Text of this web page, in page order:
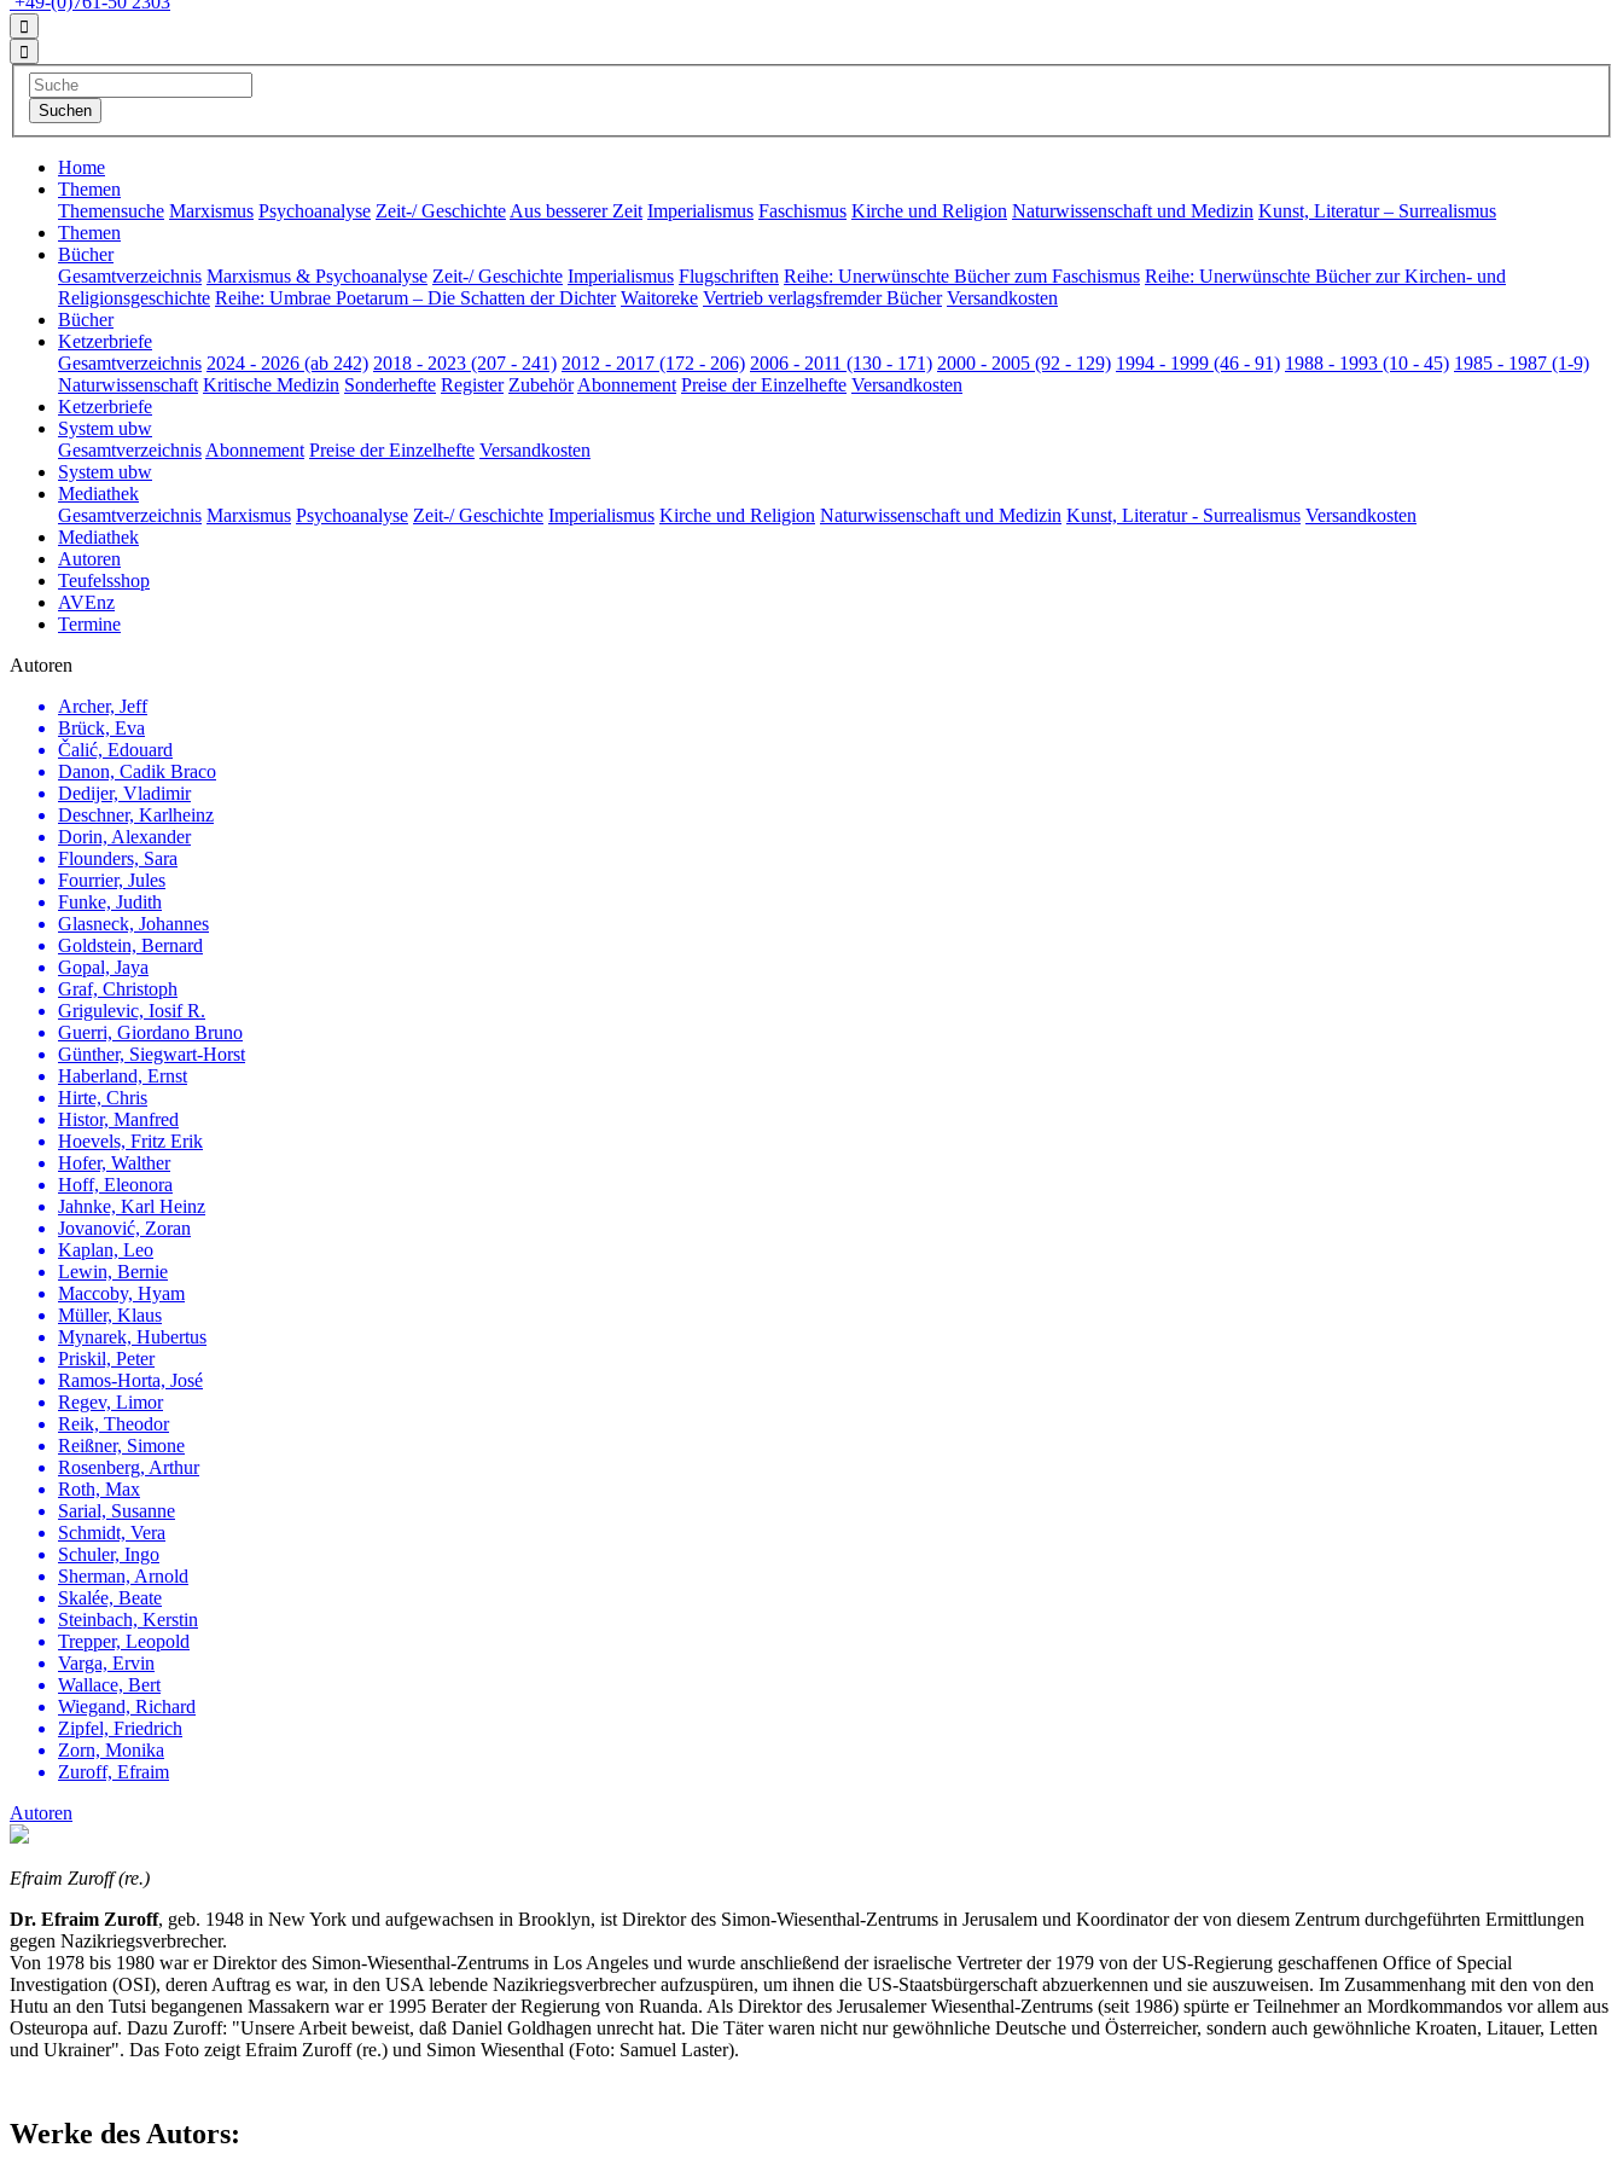
Home
Themen
Themensuche Marxismus Psychoanalyse Zeit-/ GeschichteAus besserer Zeit Imperialismus Faschismus Kirche und Religion Naturwissenschaft und Medizin Kunst, Literatur – Surrealismus
Themen
Bücher
Gesamtverzeichnis Marxismus & Psychoanalyse Zeit-/ Geschichte Imperialismus Flugschriften Reihe: Unerwünschte Bücher zum Faschismus Reihe: Unerwünschte Bücher zur Kirchen- und
Religionsgeschichte Reihe: Umbrae Poetarum – Die Schatten der Dichter Waitoreke Vertrieb verlagsfremder Bücher Versandkosten
Bücher
Ketzerbriefe
Gesamtverzeichnis 2024 - 2026 (ab 242) 2018 - 2023 (207 - 241) 2012 - 2017 (172 - 206) 2006 - 2011 (130 - 171) 2000 - 2005 (92 - 129) 1994 - 1999 (46 - 91) 1988 - 1993 (10 - 45) 1985 - 1987 (1-9)
Naturwissenschaft Kritische Medizin Sonderhefte Register ZubehörAbonnement Preise der Einzelhefte Versandkosten
Ketzerbriefe
System ubw
GesamtverzeichnisAbonnement Preise der Einzelhefte Versandkosten
System ubw
Mediathek
Gesamtverzeichnis Marxismus Psychoanalyse Zeit-/ Geschichte Imperialismus Kirche und Religion Naturwissenschaft und Medizin Kunst, Literatur - Surrealismus Versandkosten
Mediathek
Autoren
Teufelsshop
AVEnz
Termine
Autoren
Archer, Jeff
Brück, Eva
Čalić, Edouard
Danon, Cadik Braco
Dedijer, Vladimir
Deschner, Karlheinz
Dorin, Alexander
Flounders, Sara
Fourrier, Jules
Funke, Judith
Glasneck, Johannes
Goldstein, Bernard
Gopal, Jaya
Graf, Christoph
Grigulevic, Iosif R.
Guerri, Giordano Bruno
Günther, Siegwart-Horst
Haberland, Ernst
Hirte, Chris
Histor, Manfred
Hoevels, Fritz Erik
Hofer, Walther
Hoff, Eleonora
Jahnke, Karl Heinz
Jovanović, Zoran
Kaplan, Leo
Lewin, Bernie
Maccoby, Hyam
Müller, Klaus
Mynarek, Hubertus
Priskil, Peter
Ramos-Horta, José
Regev, Limor
Reik, Theodor
Reißner, Simone
Rosenberg, Arthur
Roth, Max
Sarial, Susanne
Schmidt, Vera
Schuler, Ingo
Sherman, Arnold
Skalée, Beate
Steinbach, Kerstin
Trepper, Leopold
Varga, Ervin
Wallace, Bert
Wiegand, Richard
Zipfel, Friedrich
Zorn, Monika
Zuroff, Efraim
Autoren
Efraim Zuroff (re.)
Dr. Efraim Zuroff, geb. 1948 in New York und aufgewachsen in Brooklyn, ist Direktor des Simon-Wiesenthal-Zentrums in Jerusalem und Koordinator der von diesem Zentrum durchgeführten Ermittlungen
gegen Nazikriegsverbrecher.
Von 1978 bis 1980 war er Direktor des Simon-Wiesenthal-Zentrums in Los Angeles und wurde anschließend der israelische Vertreter der 1979 von der US-Regierung geschaffenen Office of Special
Investigation (OSI), deren Auftrag es war, in den USA lebende Nazikriegs­verbrecher aufzuspüren, um ihnen die US-Staats­bürgerschaft abzuerkennen und sie auszuweisen. Im Zusammenhang mit den von den
Hutu an den Tutsi begangenen Massakern war er 1995 Berater der Regierung von Ruanda. Als Direktor des Jerusalemer Wiesenthal-Zentrums (seit 1986) spürte er Teilnehmer an Mord­kommandos vor allem aus
Osteuropa auf. Dazu Zuroff: "Unsere Arbeit beweist, daß Daniel Goldhagen unrecht hat. Die Täter waren nicht nur gewöhnliche Deutsche und Österreicher, sondern auch gewöhnliche Kroaten, Litauer, Letten
und Ukrainer". Das Foto zeigt Efraim Zuroff (re.) und Simon Wiesenthal (Foto: Samuel Laster).
Werke des Autors: